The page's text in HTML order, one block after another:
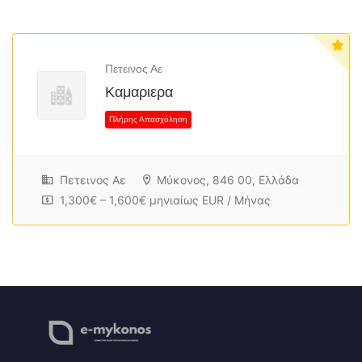
Πετεινος Αε
Καμαριερα
Πετεινος Αε
Μύκονος, 846 00, Ελλάδα
1,300€ – 1,600€ μηνιαίως EUR / Μήνας